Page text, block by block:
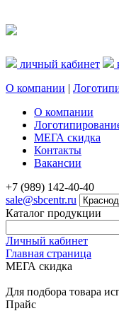
личный кабинет
О компании |
О компании
МЕГА скидка
Контакты
Вакансии
+7 (989) 142-40-40
sale@sbcentr.ru
Каталог продукции
Личный кабинет
Главная страница
МЕГА скидка
Для подбора товара
Прайс